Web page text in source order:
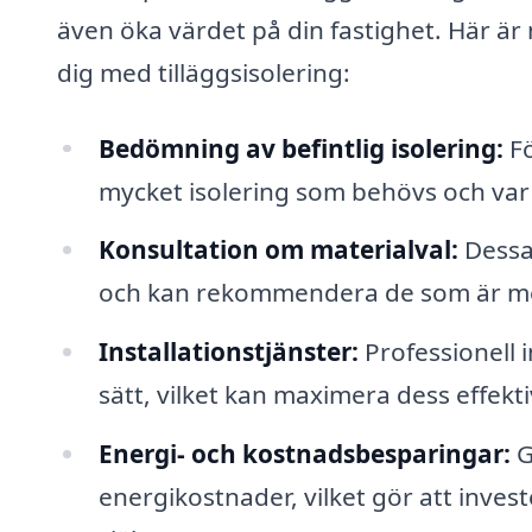
även öka värdet på din fastighet. Här
dig med tilläggsisolering:
Bedömning av befintlig isolering:
mycket isolering som behövs och
Konsultation om materialval:
och kan rekommendera de som är
Installationstjänster: Professionell
sätt, vilket kan maximera dess
Energi- och kostnadsbesparingar:
energikostnader, vilket gör att